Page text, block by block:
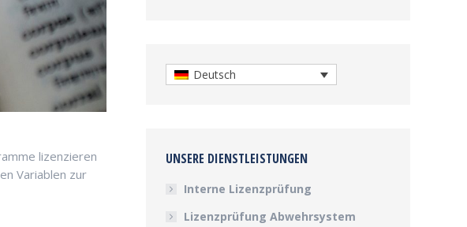
lizenzieren
Variablen zur
Deutsch
UNSERE DIENSTLEISTUNGEN
Interne Lizenzprüfung
Lizenzprüfung Abwehrsystem